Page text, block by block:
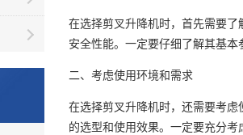
在选择剪叉升降机时，首先需要
安全性能。一定要仔细了解其基本
二、考虑使用环境和需求
在选择剪叉升降机时，还需要考
的选型和使用效果。一定要充分考